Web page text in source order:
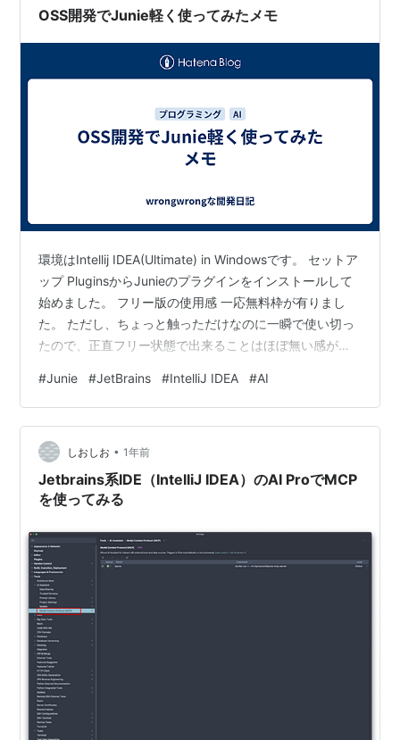
OSS開発でJunie軽く使ってみたメモ
環境はIntellij IDEA(Ultimate) in Windowsです。 セットア
ップ PluginsからJunieのプラグインをインストールして
始めました。 フリー版の使用感 一応無料枠が有りまし
た。 ただし、ちょっと触っただけなのに一瞬で使い切っ
たので、正直フリー状態で出来ることはほぼ無い感が強
AI Proを契約してましたが、週末OSS開発（しかも開発
できなかった週有り）ですらクレジット使い切りまし
た。 ガチで使う場合はちゃんとAI Ultimateを契約した方
が良さそうです。 wrongwrong163377.hatenabl…
#Junie #JetBrains #IntelliJ IDEA #AI
しおしお • 1年前
Jetbrains系IDE（IntelliJ IDEA）のAI ProでMCP
を使ってみる